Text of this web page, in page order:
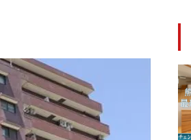
【大田區新蒲田一棟式收益物
件】